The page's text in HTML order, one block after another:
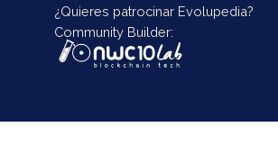
¿Quieres patrocinar Evolupedia?
Community Builder: